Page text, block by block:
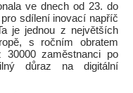
ve dnech od 23. do
sdílení inovací napříč
je jednou z největších
s ročním obratem
zaměstnanci po
důraz na digitální